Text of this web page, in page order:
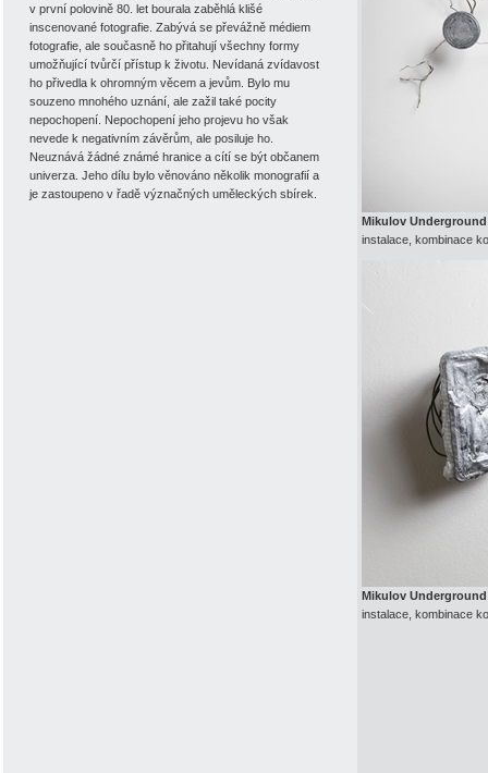
v první polovině 80. let bourala zaběhlá klišé
inscenované fotografie. Zabývá se převážně médiem
fotografie, ale současně ho přitahují všechny formy
umožňující tvůrčí přístup k životu. Nevídaná zvídavost
ho přivedla k ohromným věcem a jevům. Bylo mu
souzeno mnohého uznání, ale zažil také pocity
nepochopení. Nepochopení jeho projevu ho však
nevede k negativním závěrům, ale posiluje ho.
Neuznává žádné známé hranice a cítí se být občanem
univerza. Jeho dílu bylo věnováno několik monografií a
je zastoupeno v řadě význačných uměleckých sbírek.
Mikulov Underground
instalace, kombinace
Mikulov Underground
instalace, kombinace